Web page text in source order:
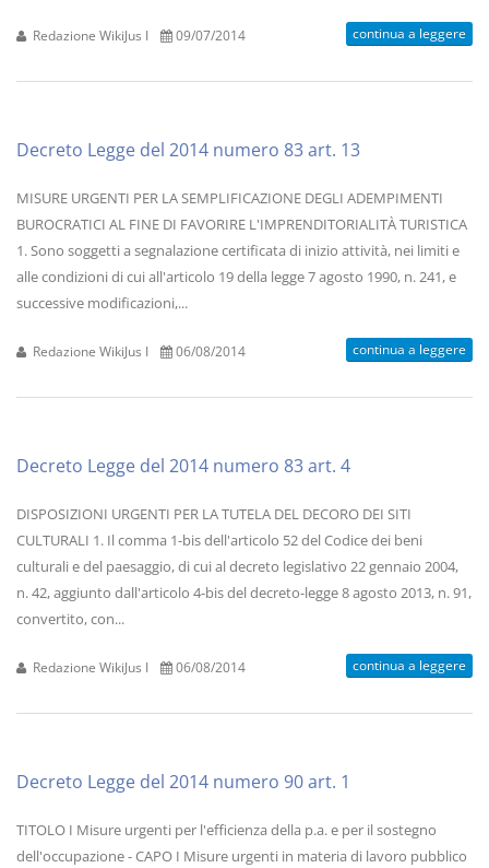
Redazione WikiJus I 09/07/2014 continua a leggere
Decreto Legge del 2014 numero 83 art. 13
MISURE URGENTI PER LA SEMPLIFICAZIONE DEGLI ADEMPIMENTI
BUROCRATICI AL FINE DI FAVORIRE L'IMPRENDITORIALITÀ TURISTICA
1. Sono soggetti a segnalazione certificata di inizio attività, nei limiti e
alle condizioni di cui all'articolo 19 della legge 7 agosto 1990, n. 241, e
successive modificazioni,...
Redazione WikiJus I 06/08/2014 continua a leggere
Decreto Legge del 2014 numero 83 art. 4
DISPOSIZIONI URGENTI PER LA TUTELA DEL DECORO DEI SITI
CULTURALI 1. Il comma 1-bis dell'articolo 52 del Codice dei beni
culturali e del paesaggio, di cui al decreto legislativo 22 gennaio 2004,
n. 42, aggiunto dall'articolo 4-bis del decreto-legge 8 agosto 2013, n. 91,
convertito, con...
Redazione WikiJus I 06/08/2014 continua a leggere
Decreto Legge del 2014 numero 90 art. 1
TITOLO I Misure urgenti per l'efficienza della p.a. e per il sostegno
dell'occupazione - CAPO I Misure urgenti in materia di lavoro pubblico